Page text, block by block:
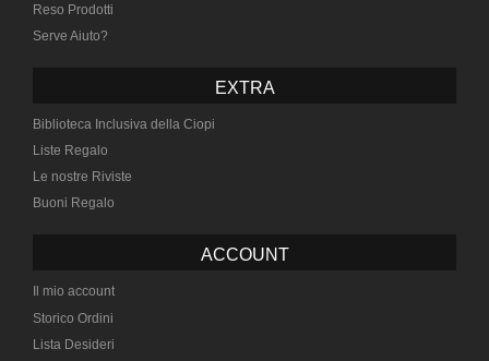
Reso Prodotti
Serve Aiuto?
EXTRA
Biblioteca Inclusiva della Ciopi
Liste Regalo
Le nostre Riviste
Buoni Regalo
ACCOUNT
Il mio account
Storico Ordini
Lista Desideri